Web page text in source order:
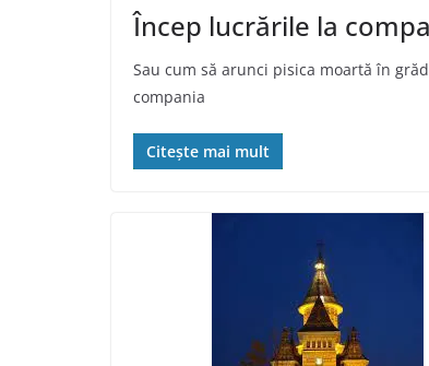
Încep lucrările la
Sau cum să arunci pisica moartă în
compania
Citește mai mult